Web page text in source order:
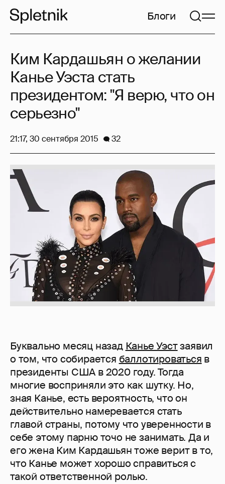
Блоги
Буквально месяц назад Канье Уэстзаявил
о том, что собирается баллотироваться в
президенты США в 2020 году. Тогда
многие восприняли это как шутку. Но,
зная Канье, есть вероятность, что он
действительно намеревается стать
главой страны, потому что уверенности в
себе этому парню точо не занимать. Да и
его жена Ким Кардашьян тоже верит в то,
что Канье может хорошо справиться с
такой ответственной ролью.
Ким Кардашьян о желании
Канье Уэста стать
президентом: "Я верю, что он
серьезно"
21:17, 30 сентября 2015 32